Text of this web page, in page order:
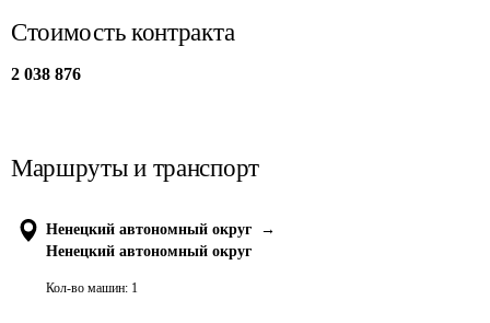
Стоимость контракта
2 038 876
Маршруты и транспорт
Ненецкий автономный округ
→
Ненецкий автономный округ
Кол-во машин: 1